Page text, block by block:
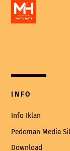
INFO
Info Iklan
Pedoman Media
Download